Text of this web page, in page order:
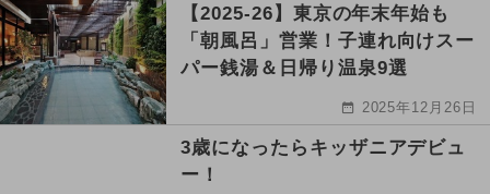
【2025-26】東京の年末年始も
「朝風呂」営業！子連れ向けスー
パー銭湯＆日帰り温泉9選
2025年12月26日
3歳になったらキッザニアデビュ
ー！